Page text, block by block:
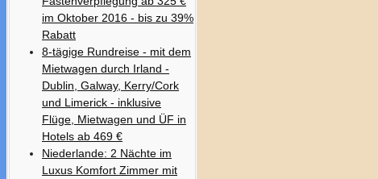
im Oktober 2016 - bis zu 39%
Rabatt
8-tägige Rundreise - mit dem
Mietwagen durch Irland -
Dublin, Galway, Kerry/Cork
und Limerick - inklusive
Flüge, Mietwagen und ÜF in
Hotels ab 469 €
Niederlande: 2 Nächte im
Luxus Komfort Zimmer mit